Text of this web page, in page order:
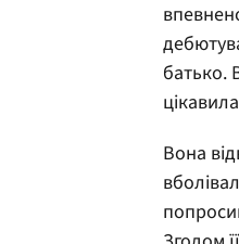
батько.
Вона